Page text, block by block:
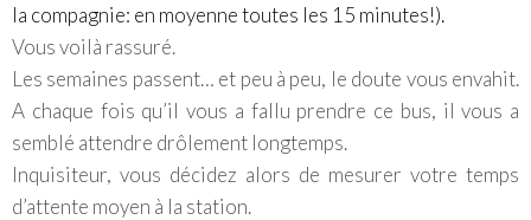
la compagnie: en moyenne toutes les 15 minutes!).
Vous voilà rassuré.
Les semaines passent… et peu à peu, le doute vous envahit.
A chaque fois qu’il vous a fallu prendre ce bus, il vous a
semblé attendre drôlement longtemps.
Inquisiteur, vous décidez alors de mesurer votre temps
d’attente moyen à la station.